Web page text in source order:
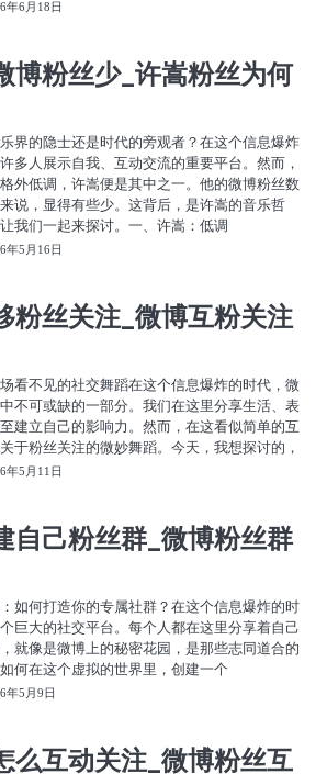
年6月18日
博粉丝少_许嵩粉丝为何
界的隐士还是时代的旁观者？在这个信息爆炸
多人展示自我、互动交流的重要平台。然而，
外低调，许嵩便是其中之一。他的微博粉丝数
说，显得有些少。这背后，是许嵩的音乐哲
我们一起来探讨。一、许嵩：低调
年5月16日
粉丝关注_微博互粉关注
看不见的社交舞蹈在这个信息爆炸的时代，微
不可或缺的一部分。我们在这里分享生活、表
建立自己的影响力。然而，在这看似简单的互
于粉丝关注的微妙舞蹈。今天，我想探讨的，
年5月11日
自己粉丝群_微博粉丝群
如何打造你的专属社群？在这个信息爆炸的时
巨大的社交平台。每个人都在这里分享着自己
就像是微博上的秘密花园，是那些志同道合的
何在这个虚拟的世界里，创建一个
年5月9日
么互动关注_微博粉丝互